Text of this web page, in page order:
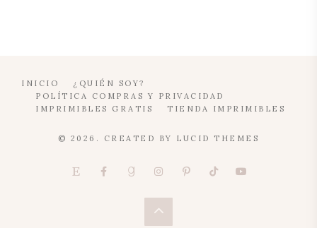
INICIO
¿QUIÉN SOY?
POLÍTICA COMPRAS Y PRIVACIDAD
IMPRIMIBLES GRATIS
TIENDA IMPRIMIBLES
© 2026. CREATED BY LUCID THEMES